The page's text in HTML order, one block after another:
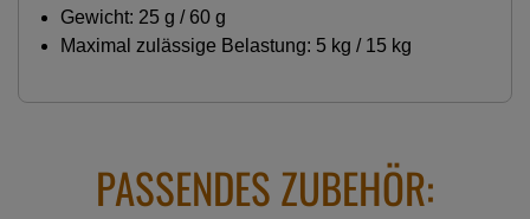
Gewicht: 25 g / 60 g
Maximal zulässige Belastung: 5 kg / 15 kg
PASSENDES ZUBEHÖR: